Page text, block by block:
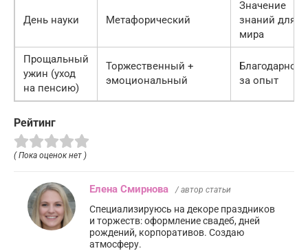
День науки Метафорический
Значение
знаний для
мира
Прощальный
ужин (уход
на пенсию)
Торжественный +
эмоциональный
за опыт
Рейтинг
( Пока оценок нет )
Елена Смирнова / автор статьи
Специализируюсь на декоре праздников
и торжеств: оформление свадеб, дней
рождений, корпоративов. Создаю
атмосферу.